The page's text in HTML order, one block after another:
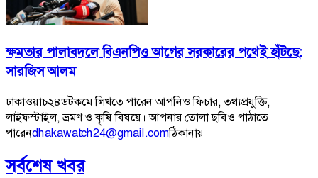
ক্ষমতার পালাবদলে বিএনপিও আগের সরকারের পথেই হাঁটছে:
সারজিস আলম
ঢাকাওয়াচ২৪ডটকমে লিখতে পারেন আপনিও ফিচার, তথ্যপ্রযুক্তি,
লাইফস্টাইল, ভ্রমণ ও কৃষি বিষয়ে। আপনার তোলা ছবিও পাঠাতে
পারেনdhakawatch24@gmail.comঠিকানায়।
সর্বশেষ খবর